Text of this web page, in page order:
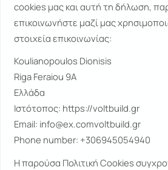
cookies μας και αυτή τη δήλωση,
επικοινωνήστε μαζί μας
στοιχεία επικοινωνίας:
Koulianopoulos Dionisis
Riga Feraiou 9A
Ελλάδα
Ιστότοπος: https://voltbuild.gr
Email: info@ex.comvoltbuild.gr
Phone number: +306945054940
Η παρούσα Πολιτική Cookies